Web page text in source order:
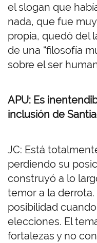
el slogan que
nada, que fue
propia, quedó del
de una “filosofía
sobre el ser
APU: Es
inclusión de
JC: Está
perdiendo su
construyó a lo
temor a la
posibilidad
elecciones. El
fortalezas y no